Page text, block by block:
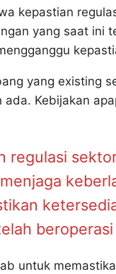
kepastian
yang saat ini
yang existing
Kebijakan
regulasi
untuk